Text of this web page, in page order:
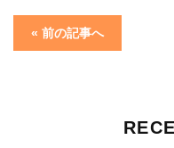
« 前の記事へ